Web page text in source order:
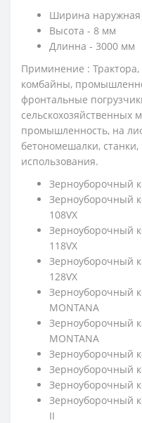
Ширина
Высота - 8 мм
Длинна - 3000 мм
Приминение :
комбайны,
фронтальные
сельскохозяйственных
промышленность, на
бетономешалки,
использования.
Зерноуборочный
Зерноуборочный
108VX
Зерноуборочный
118VX
Зерноуборочный
128VX
Зерноуборочный
MONTANA
Зерноуборочный
MONTANA
Зерноуборочный
Зерноуборочный
Зерноуборочный
Зерноуборочный
II